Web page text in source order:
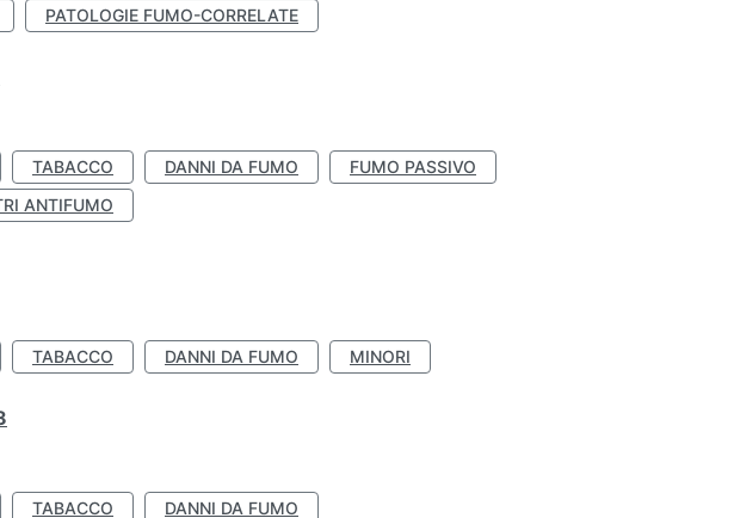
PATOLOGIE FUMO-CORRELATE
TABACCO DANNI DA FUMO
FUMO PASSIVO
ANTIFUMO
TABACCO DANNI DA FUMO MINORI
TABACCO DANNI DA FUMO